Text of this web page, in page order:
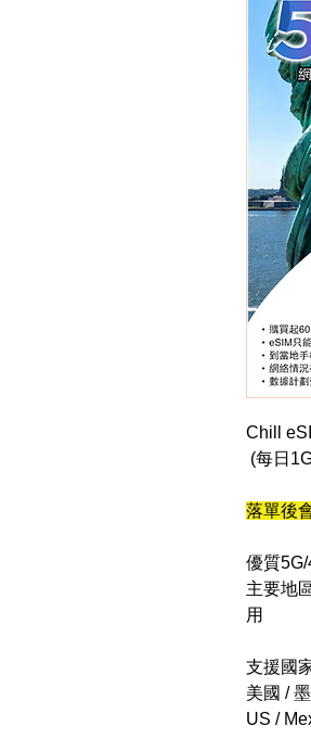
Chill
(每日
落單後
優質
主要地
用
支援國
美國 /
US /